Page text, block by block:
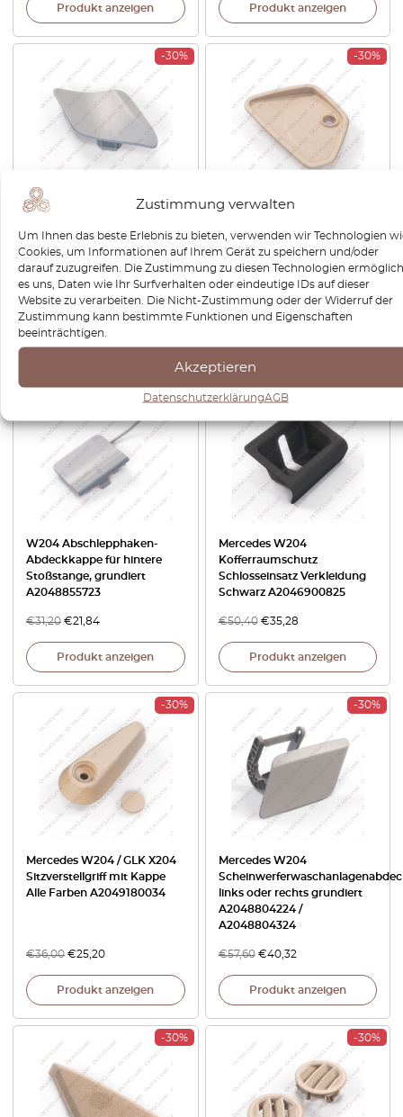
Zustimmung verwalten
Um Ihnen das beste Erlebnis zu bieten, verwenden wir Technologien
Cookies, um Informationen auf Ihrem Gerät zu speichern und/oder
darauf zuzugreifen. Die Zustimmung zu diesen Technologien
es uns, Daten wie Ihr Surfverhalten oder eindeutige IDs auf dieser
Website zu verarbeiten. Die Nicht-Zustimmung oder der Widerruf der
Zustimmung kann bestimmte Funktionen und Eigenschaften
beeinträchtigen.
Akzeptieren
DatenschutzerklärungAGB
Produkt anzeigen Produkt anzeigen
-30%
Mercedes W204 Lift
€50,40 € 35,28
Produkt anzeigen
-30%
Mercedes W204 / GLK X204
Verkleidung links oder rechts
Alle Farben A2049180136 /
€79,20 €55,44
-30%
W204 Abschlepphaken-
Abdeckkappe für hintere
Stoßstange, grundiert
A2048855723
€31,20 €21,84
Produkt anzeigen
-30%
Mercedes W204
Kofferraumschutz
Schlosseinsatz Verkleidung
Schwarz A2046900825
€50,40 €35,28
Produkt anzeigen
-30%
Mercedes W204 / GLK X204
Sitzverstellgriff mit Kappe
Alle Farben A2049180034
€36,00 €25,20
Produkt anzeigen
-30%
Mercedes W204
links oder rechts grundiert
A2048804224 /
A2048804324
€57,60 €40,32
Produkt anzeigen
-30% -30%